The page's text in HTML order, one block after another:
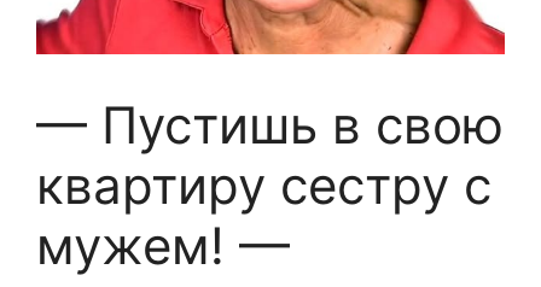
— Пустишь в свою
квартиру сестру с
мужем! —